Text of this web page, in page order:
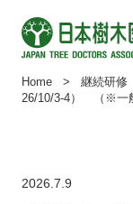
Home > 継続研修
26/10/3-4） （※一
2026.7.9